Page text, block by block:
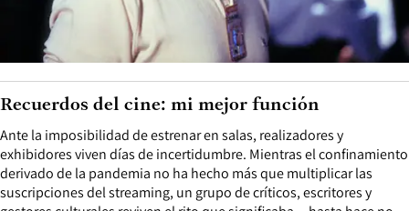
Ante la imposibilidad de estrenar en salas, realizadores y
exhibidores viven días de incertidumbre. Mientras el confinamiento
derivado de la pandemia no ha hecho más que multiplicar las
suscripciones del streaming, un grupo de críticos, escritores y
Recuerdos del cine: mi mejor función